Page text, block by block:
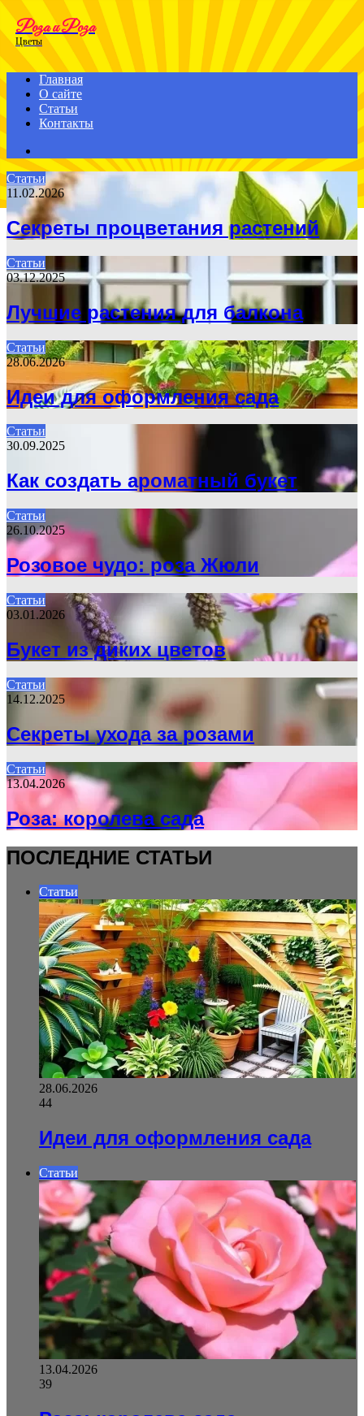
Menu
Роза и Роза
Цветы
Главная
О сайте
Статьи
Контакты
for
Статьи
11.02.2026
Секреты процветания растений
Статьи
03.12.2025
Лучшие растения для балкона
Статьи
28.06.2026
Идеи для оформления сада
Статьи
30.09.2025
Как создать ароматный букет
Статьи
26.10.2025
Розовое чудо: роза Жюли
Статьи
03.01.2026
Букет из диких цветов
Статьи
14.12.2025
Секреты ухода за розами
Статьи
13.04.2026
Роза: королева сада
ПОСЛЕДНИЕ СТАТЬИ
Статьи
28.06.2026
44
Идеи для оформления сада
Статьи
13.04.2026
39